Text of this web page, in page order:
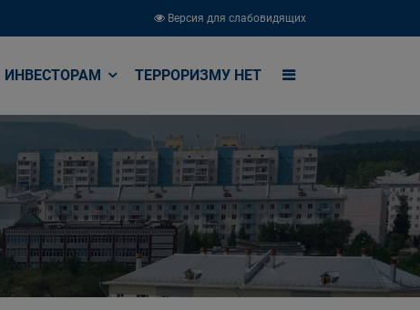
Версия для слабовидящих
ИНВЕСТОРАМ ТЕРРОРИЗМУ НЕТ